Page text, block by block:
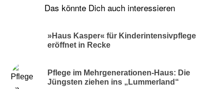
Das könnte Dich auch interessieren
»Haus Kasper« für Kinderintensivpflege
eröffnet in Recke
Pflege im Mehrgenerationen-Haus: Die
Jüngsten ziehen ins „Lummerland“